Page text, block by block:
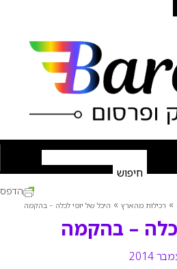
» רכילות מהארץ » היכל של יופי לכלה – בהקמה
– בהקמה
הדפס